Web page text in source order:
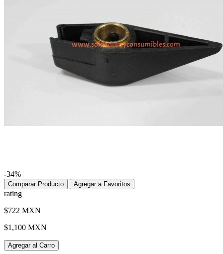
-34%
Comparar Producto Agregar a Favoritos
rating
$722 MXN
$1,100 MXN
Agregar al Carro